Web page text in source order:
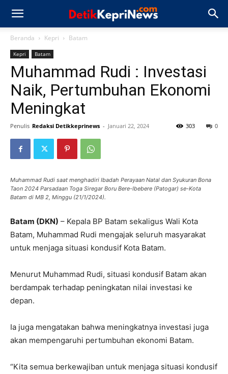
Beranda Kepri Batam
Kepri Batam
Muhammad Rudi : Investasi
Naik, Pertumbuhan Ekonomi
Meningkat
Penulis Redaksi Detikkeprinews - Januari 22, 2024 0
303
Muhammad Rudi saat menghadiri Ibadah Perayaan Natal dan Syukuran Bona
Taon 2024 Parsadaan Toga Siregar Boru Bere-Ibebere (Patogar) se-Kota
Batam di MB 2, Minggu (21/1/2024).
Batam (DKN) – Kepala BP Batam sekaligus Wali Kota
Batam, Muhammad Rudi mengajak seluruh masyarakat
untuk menjaga situasi kondusif Kota Batam.
Menurut Muhammad Rudi, situasi kondusif Batam akan
berdampak terhadap peningkatan nilai investasi ke
depan.
Ia juga mengatakan bahwa meningkatnya investasi juga
akan mempengaruhi pertumbuhan ekonomi Batam.
“Kita semua berkewajiban untuk menjaga situasi kondusif